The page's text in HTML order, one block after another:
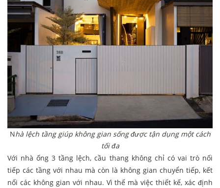
Nhà lệch tầng giúp không gian sống được tận dụng một cách
tối đa
Với nhà ống 3 tầng lệch, cầu thang không chỉ có vai trò nối
tiếp các tầng với nhau mà còn là không gian chuyển tiếp, kết
nối các không gian với nhau. Vì thế mà việc thiết kế, xác định